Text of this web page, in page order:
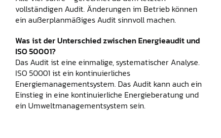
vollständigen Audit. Änderungen im Betrieb können
ein außerplanmäßiges Audit sinnvoll machen.
Was ist der Unterschied zwischen Energieaudit und
ISO 50001?
Das Audit ist eine einmalige, systematischer Analyse.
ISO 50001 ist ein kontinuierliches
Energiemanagementsystem. Das Audit kann auch ein
Einstieg in eine kontinuierliche Energieberatung und
ein Umweltmanagementsystem sein.